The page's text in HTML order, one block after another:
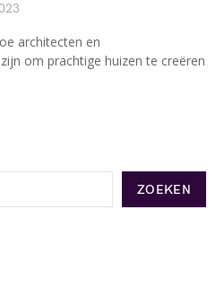
architecten en
om prachtige huizen te creëren
ZOEKEN